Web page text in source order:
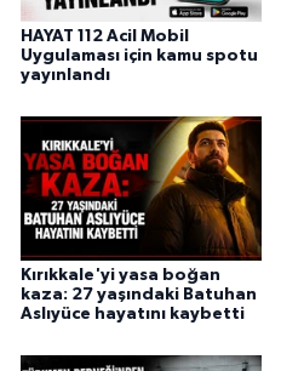
HAYAT 112 Acil Mobil
Uygulaması için kamu spotu
yayınlandı
Kırıkkale'yi yasa boğan
kaza: 27 yaşındaki Batuhan
Aslıyüce hayatını kaybetti